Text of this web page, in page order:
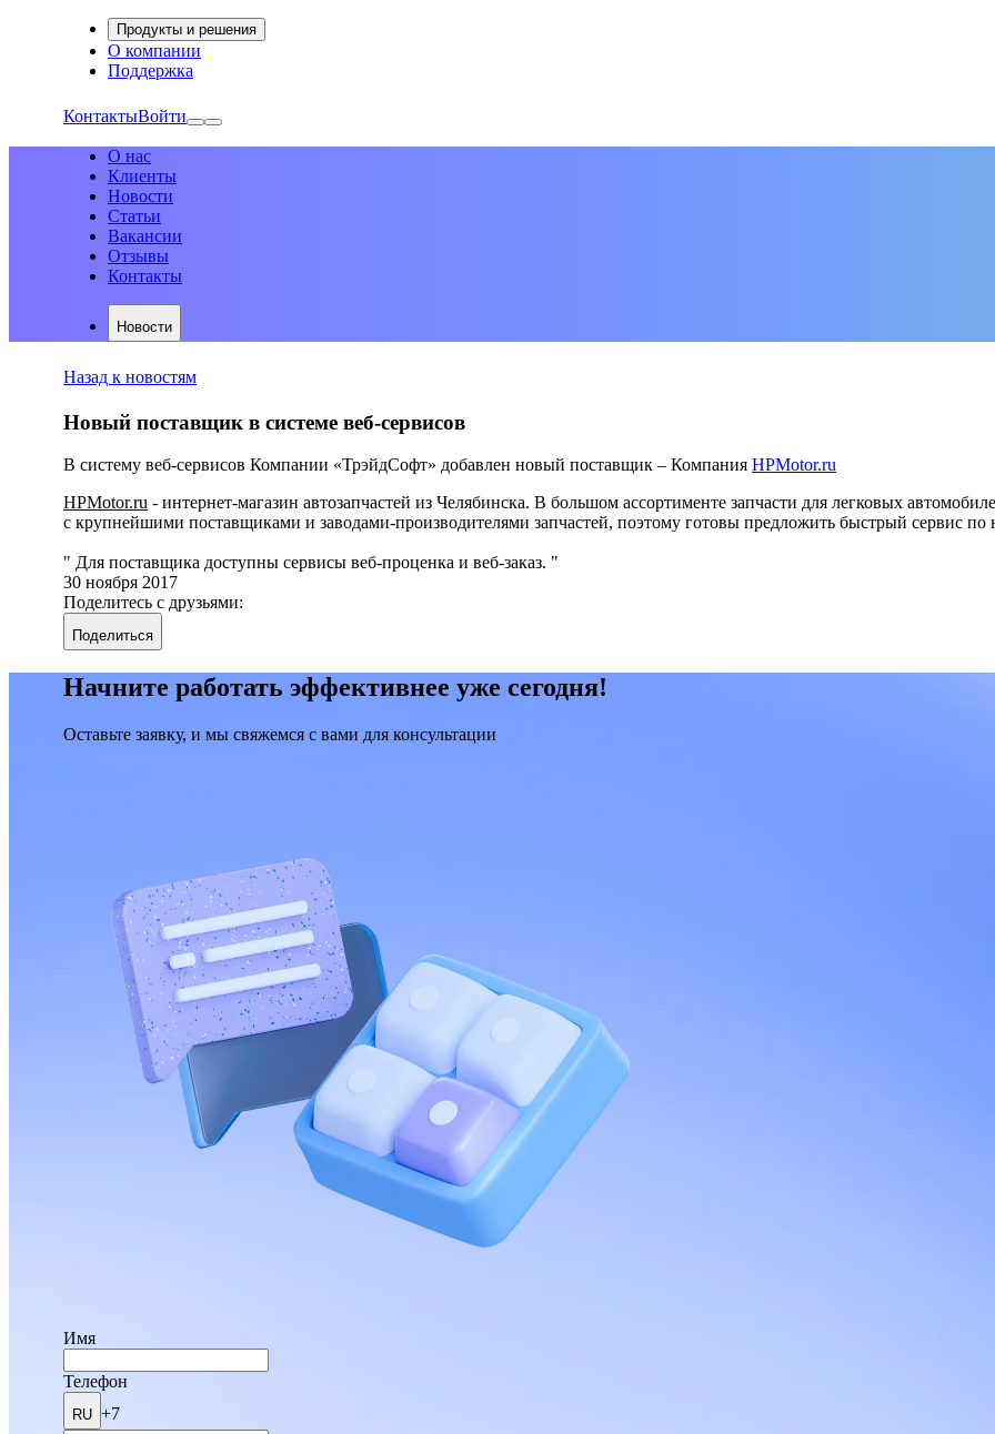
Продукты и решения
О компании
Поддержка
КонтактыВойти
О нас
Клиенты
Новости
Статьи
Вакансии
Отзывы
Контакты
Новости
Назад к новостям
Новый поставщик в системе веб-сервисов
В систему веб-сервисов Компании «ТрэйдСофт» добавлен новый поставщик – Компания HPMotor.ru
HPMotor.ru - интернет-магазин автозапчастей из Челябинска. В большом ассортименте запчасти для легковых
с крупнейшими поставщиками и заводами-производителями запчастей, поэтому готовы предложить быстрый сервис по
Для поставщика доступны сервисы веб-проценка и веб-заказ.
30 ноября 2017
Поделитесь с друзьями:
Поделиться
Начните работать эффективнее уже сегодня!
Оставьте заявку, и мы свяжемся с вами для консультации
Имя
Телефон
RU +7